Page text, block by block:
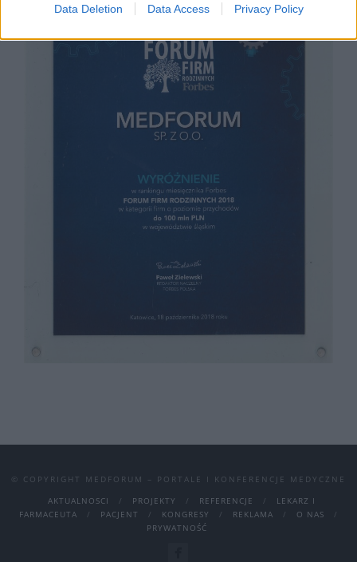
Data Deletion Data Access Privacy Policy
© COPYRIGHT MEDFORUM – PORTALE I KONFERENCJE MEDYCZNE
AKTUALNOSCI
PROJEKTY REFERENCJE
LEKARZ I
FARMACEUTA
PACJENT KONGRESY REKLAMA
O NAS
PRYWATNOŚĆ